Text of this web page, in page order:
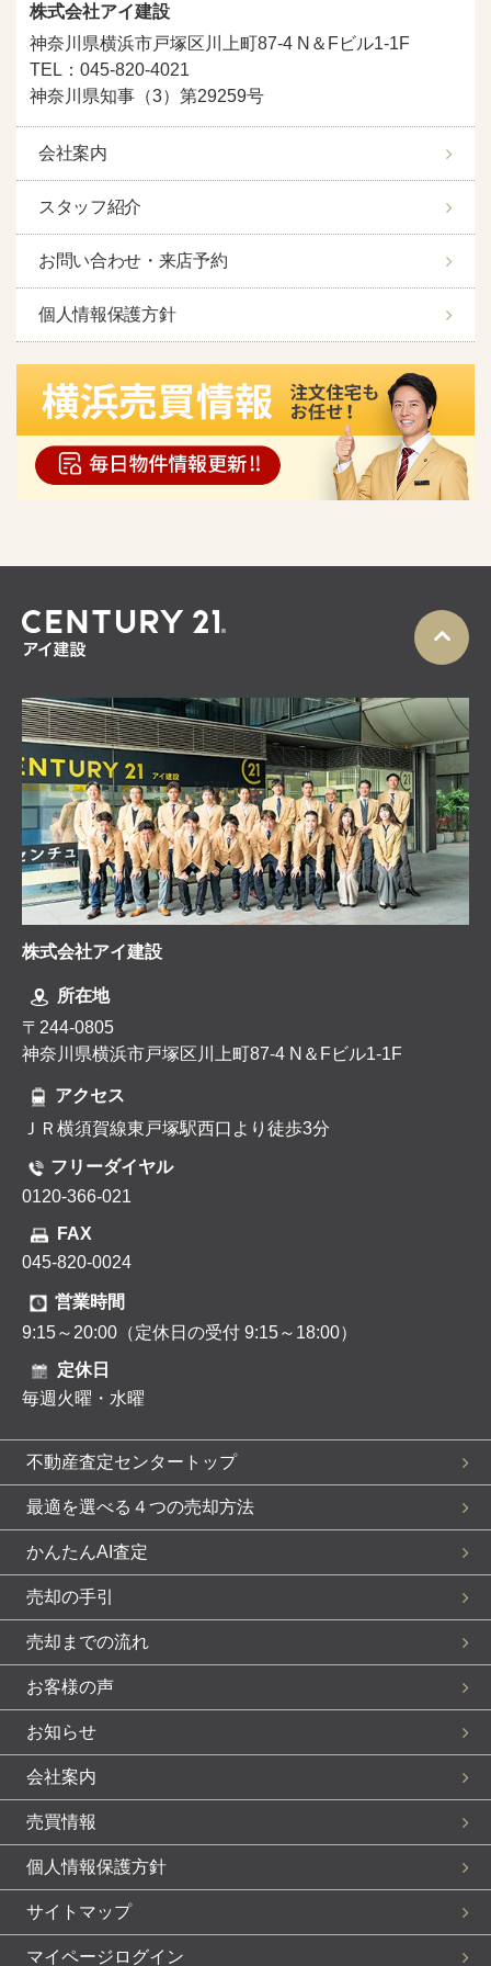
株式会社アイ建設
神奈川県横浜市戸塚区川上町87-4 N＆Fビル1-1F
TEL：045-820-4021
神奈川県知事（3）第29259号
会社案内
スタッフ紹介
お問い合わせ・来店予約
個人情報保護方針
株式会社アイ建設
所在地
〒244-0805
神奈川県横浜市戸塚区川上町87-4 N＆Fビル1-1F
アクセス
ＪＲ横須賀線東戸塚駅西口より徒歩3分
フリーダイヤル
0120-366-021
FAX
045-820-0024
営業時間
9:15～20:00（定休日の受付 9:15～18:00）
定休日
毎週火曜・水曜
不動産査定センタートップ
最適を選べる４つの売却方法
かんたんAI査定
売却の手引
売却までの流れ
お客様の声
お知らせ
会社案内
売買情報
個人情報保護方針
サイトマップ
マイページログイン